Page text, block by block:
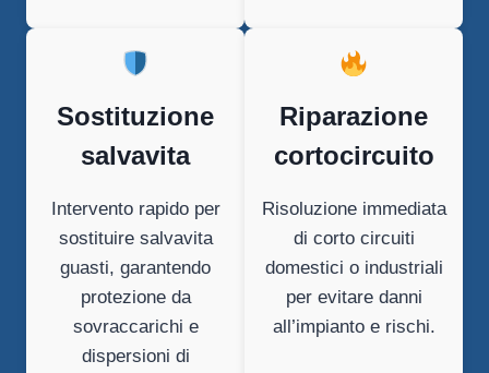
Sostituzione
salvavita
Intervento rapido per
sostituire salvavita
guasti, garantendo
protezione da
sovraccarichi e
dispersioni di
Riparazione
cortocircuito
Risoluzione immediata
di corto circuiti
domestici o industriali
per evitare danni
all’impianto e rischi.